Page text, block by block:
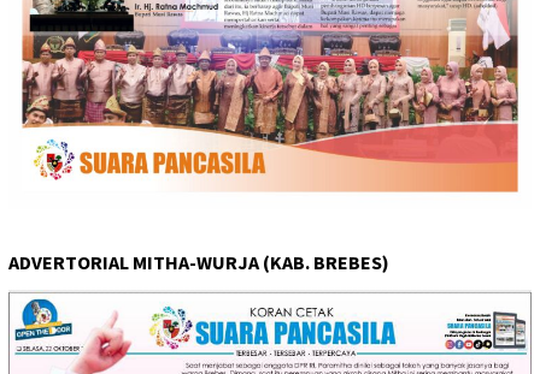
ADVERTORIAL MITHA-WURJA (KAB. BREBES)